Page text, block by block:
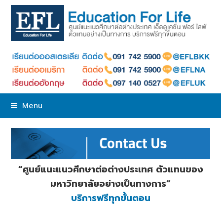
Menu
“ศูนย์แนะแนวศึกษาต่อต่างประเทศ ตัวแทนของ
มหาวิทยาลัยอย่างเป็นทางการ”
บริการฟรีทุกขั้นตอน